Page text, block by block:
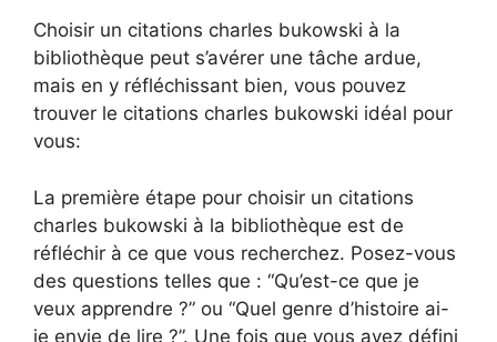
Choisir un citations charles bukowski à la
bibliothèque peut s’avérer une tâche ardue,
mais en y réfléchissant bien, vous pouvez
trouver le citations charles bukowski idéal pour
vous:
La première étape pour choisir un citations
charles bukowski à la bibliothèque est de
réfléchir à ce que vous recherchez. Posez-vous
des questions telles que : “Qu’est-ce que je
veux apprendre ?” ou “Quel genre d’histoire ai-
je envie de lire ?”. Une fois que vous avez défini